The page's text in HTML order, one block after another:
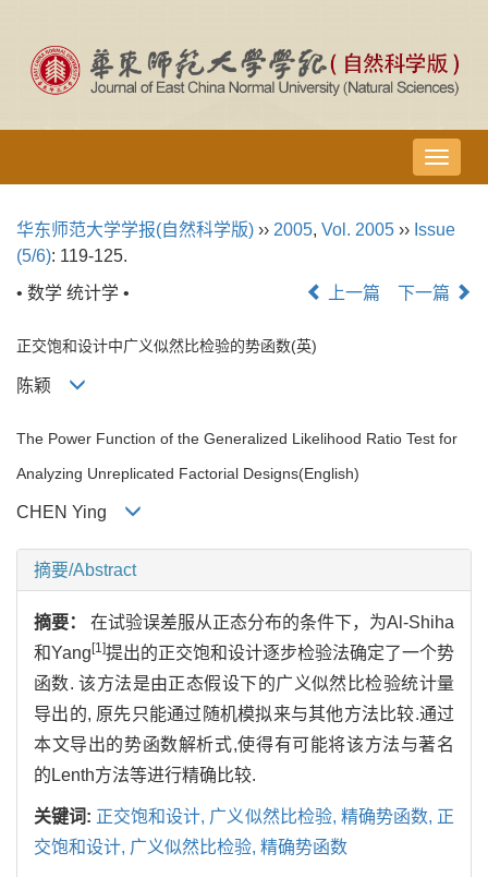
导
航
换
华东师范大学学报(自然科学版) ›› 2005, Vol. 2005 ›› Issue
(5/6): 119-125.
• 数学 统计学 •
上一篇 下一篇
正交饱和设计中广义似然比检验的势函数(英)
陈颖
The Power Function of the Generalized Likelihood Ratio Test for
Analyzing Unreplicated Factorial Designs(English)
CHEN Ying
摘要/Abstract
摘要： 在试验误差服从正态分布的条件下，为Al-Shiha
和Yang[1]提出的正交饱和设计逐步检验法确定了一个势
函数. 该方法是由正态假设下的广义似然比检验统计量
导出的, 原先只能通过随机模拟来与其他方法比较.通过
本文导出的势函数解析式,使得有可能将该方法与著名
的Lenth方法等进行精确比较.
关键词: 正交饱和设计, 广义似然比检验, 精确势函数, 正
交饱和设计, 广义似然比检验, 精确势函数